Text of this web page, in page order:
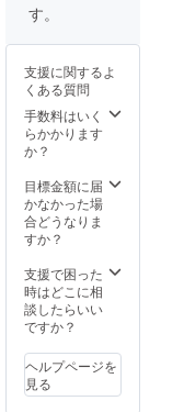
費別、
支援者
によ
る）
す。
支援に関するよ
くある質問
手数料はいく
らかかります
か？
目標金額に届
かなかった場
合どうなりま
すか？
支援で困った
時はどこに相
談したらいい
ですか？
ヘルプページを
見る